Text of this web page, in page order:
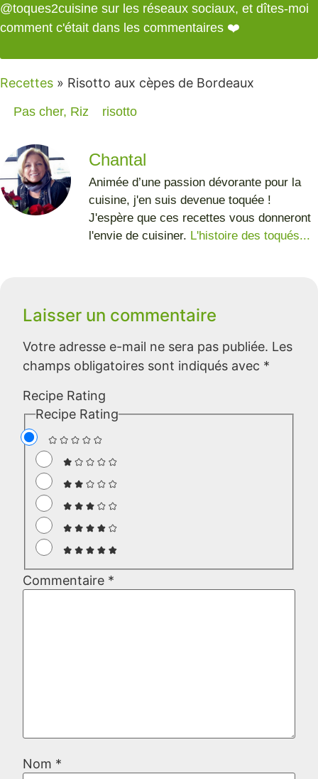
@toques2cuisine sur les réseaux sociaux, et dîtes-moi
comment c'était dans les commentaires ❤️
Recettes » Risotto aux cèpes de Bordeaux
Pas cher, Riz risotto
Chantal
Animée d’une passion dévorante pour la
cuisine, j'en suis devenue toquée !
J'espère que ces recettes vous donneront
l'envie de cuisiner. L'histoire des toqués...
Laisser un commentaire
Votre adresse e-mail ne sera pas publiée. Les
champs obligatoires sont indiqués avec *
Recipe Rating
Recipe Rating
Commentaire *
Nom *